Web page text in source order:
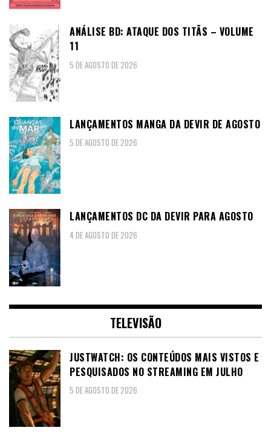
ANÁLISE BD: ATAQUE DOS TITÃS – VOLUME
11
5 DE AGOSTO DE 2026
LANÇAMENTOS MANGA DA DEVIR DE AGOSTO
5 DE AGOSTO DE 2026
LANÇAMENTOS DC DA DEVIR PARA AGOSTO
4 DE AGOSTO DE 2026
TELEVISÃO
JUSTWATCH: OS CONTEÚDOS MAIS VISTOS E
PESQUISADOS NO STREAMING EM JULHO
5 DE AGOSTO DE 2026